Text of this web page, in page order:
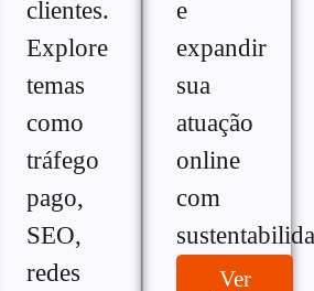
clientes.
Explore
temas
como
tráfego
pago,
SEO,
redes
e
expandir
sua
atuação
online
com
Ver